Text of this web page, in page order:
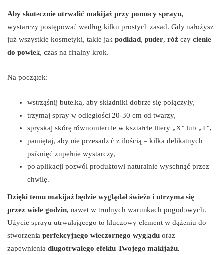
Aby skutecznie utrwalić makijaż przy pomocy sprayu,
wystarczy postępować według kilku prostych zasad. Gdy nałożysz
już wszystkie kosmetyki, takie jak podkład, puder, róż czy cienie
do powiek, czas na finalny krok.
Na początek:
wstrząśnij butelką, aby składniki dobrze się połączyły,
trzymaj spray w odległości 20-30 cm od twarzy,
spryskaj skórę równomiernie w kształcie litery „X” lub „T”,
pamiętaj, aby nie przesadzić z ilością – kilka delikatnych
psiknięć zupełnie wystarczy,
po aplikacji pozwól produktowi naturalnie wyschnąć przez
chwilę.
Dzięki temu makijaż będzie wyglądał świeżo i utrzyma się
przez wiele godzin, nawet w trudnych warunkach pogodowych.
Użycie sprayu utrwalającego to kluczowy element w dążeniu do
stworzenia perfekcyjnego wieczornego wyglądu oraz
zapewnienia długotrwałego efektu Twojego makijażu.